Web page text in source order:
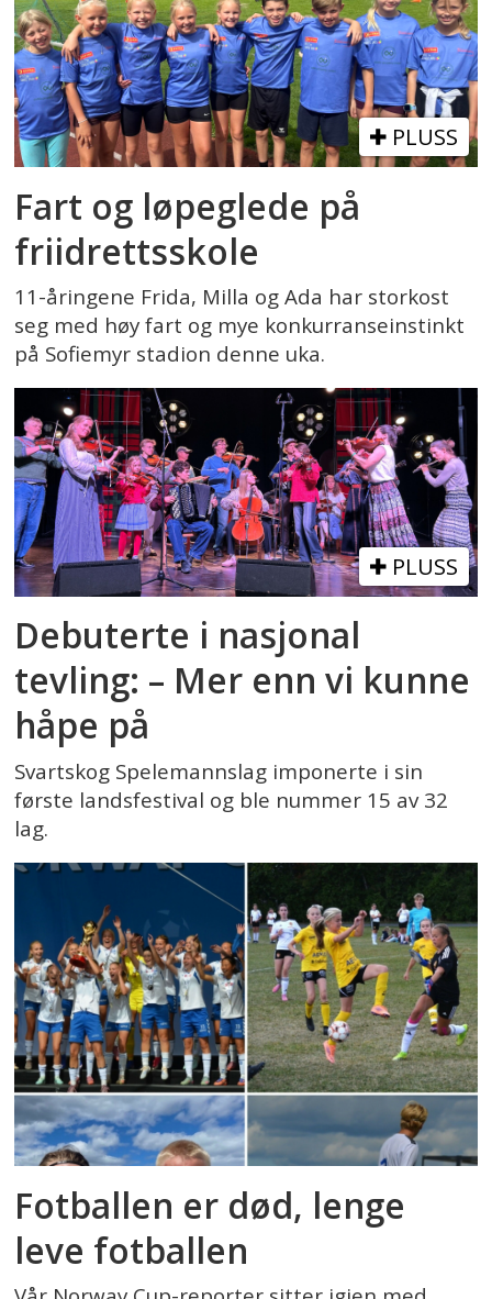
PLUSS
Fart og løpeglede på
friidrettsskole
11-åringene Frida, Milla og Ada har storkost
seg med høy fart og mye konkurranseinstinkt
på Sofiemyr stadion denne uka.
PLUSS
Debuterte i nasjonal
tevling: – Mer enn vi kunne
håpe på
Svartskog Spelemannslag imponerte i sin
første landsfestival og ble nummer 15 av 32
lag.
Fotballen er død, lenge
leve fotballen